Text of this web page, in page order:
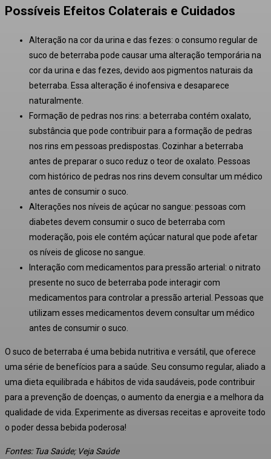
Possíveis Efeitos Colaterais e Cuidados
Alteração na cor da urina e das fezes: o consumo regular de
suco de beterraba pode causar uma alteração temporária na
cor da urina e das fezes, devido aos pigmentos naturais da
beterraba. Essa alteração é inofensiva e desaparece
naturalmente.
Formação de pedras nos rins: a beterraba contém oxalato,
substância que pode contribuir para a formação de pedras
nos rins em pessoas predispostas. Cozinhar a beterraba
antes de preparar o suco reduz o teor de oxalato. Pessoas
com histórico de pedras nos rins devem consultar um médico
antes de consumir o suco.
Alterações nos níveis de açúcar no sangue: pessoas com
diabetes devem consumir o suco de beterraba com
moderação, pois ele contém açúcar natural que pode afetar
os níveis de glicose no sangue.
Interação com medicamentos para pressão arterial: o nitrato
presente no suco de beterraba pode interagir com
medicamentos para controlar a pressão arterial . Pessoas que
utilizam esses medicamentos devem consultar um médico
antes de consumir o suco.
O suco de beterraba é uma bebida nutritiva e versátil, que oferece
uma série de benefícios para a saúde. Seu consumo regular, aliado a
uma dieta equilibrada e hábitos de vida saudáveis, pode contribuir
para a prevenção de doenças, o aumento da energia e a melhora da
qualidade de vida. Experimente as diversas receitas e aproveite todo
o poder dessa bebida poderosa!
Fontes: Tua Saúde; Veja Saúde